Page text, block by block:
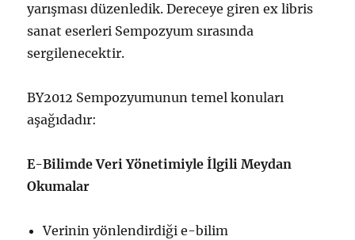
yarışması düzenledik. Dereceye giren ex libris
sanat eserleri Sempozyum sırasında
sergilenecektir.
BY2012 Sempozyumunun temel konuları
aşağıdadır:
E-Bilimde Veri Yönetimiyle İlgili Meydan
Okumalar
Verinin yönlendirdiği e-bilim